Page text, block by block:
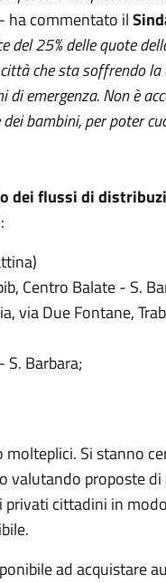
ha commentato il
del 25% delle quote
che sta soffrendo la
emergenza. Non è
bambini, per poter
dei flussi di
Centro Balate - S.
via Due Fontane,
Barbara;
Si stanno
valutando proposte
cittadini in
ad acquistare